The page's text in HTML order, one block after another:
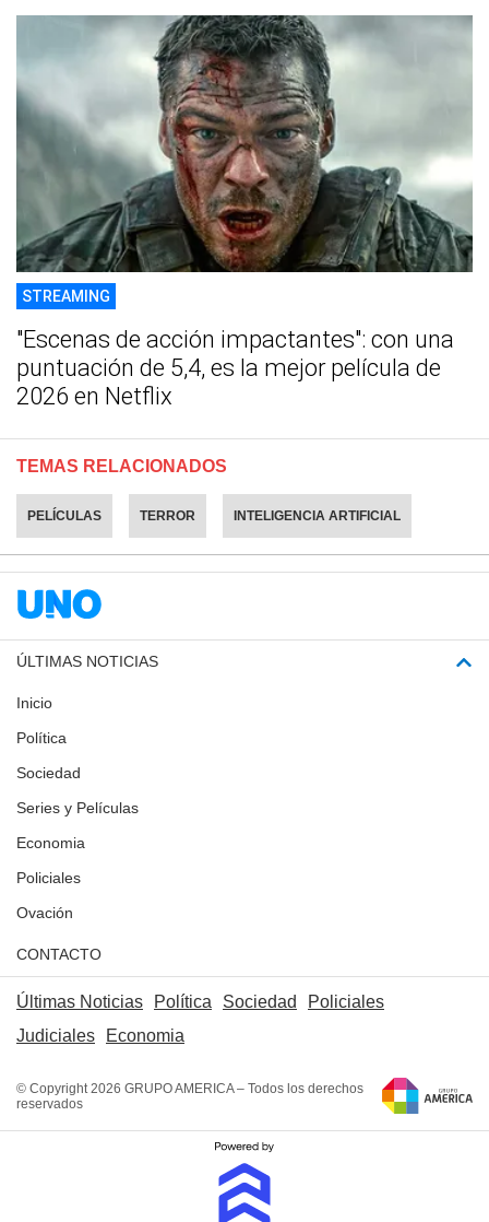
STREAMING
"Escenas de acción impactantes": con una
puntuación de 5,4, es la mejor película de
2026 en Netflix
TEMAS RELACIONADOS
PELÍCULAS TERROR INTELIGENCIA ARTIFICIAL
ÚLTIMAS NOTICIAS
Inicio
Política
Sociedad
Series y Películas
Economia
Policiales
Ovación
CONTACTO
Últimas Noticias Política Sociedad
Policiales
Judiciales
Economia
© Copyright 2026 GRUPO AMERICA – Todos los derechos
reservados